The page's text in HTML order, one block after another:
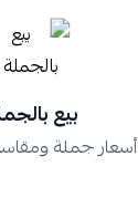
بيع
أسعار جملة